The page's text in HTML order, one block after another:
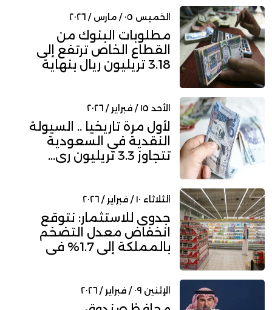
الخميس ٠٥ / مارس / ٢٠٢٦
مطلوبات البنوك من
القطاع الخاص ترتفع إلى
3.18 تريليون ريال بنهاية
الأحد ١٥ / فبراير / ٢٠٢٦
لأول مرة تاريخياً .. السيولة
النقدية في السعودية
تتجاوز 3.3 تريليون ري...
الثلاثاء ١٠ / فبراير / ٢٠٢٦
جدوى للاستثمار: نتوقع
انخفاض معدل التضخم
بالمملكة إلى 1.7% في
الإثنين ٠٩ / فبراير / ٢٠٢٦